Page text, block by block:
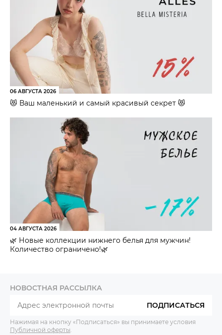
06 АВГУСТА 2026
😻 Ваш маленький и самый красивый секрет 😻
04 АВГУСТА 2026
🌿 Новые коллекции нижнего белья для мужчин!
Количество ограничено!🌿
НОВОСТНАЯ РАССЫЛКА
ПОДПИСАТЬСЯ
Нажимая на кнопку «Подписаться» вы принимаете условия
Публичной оферты